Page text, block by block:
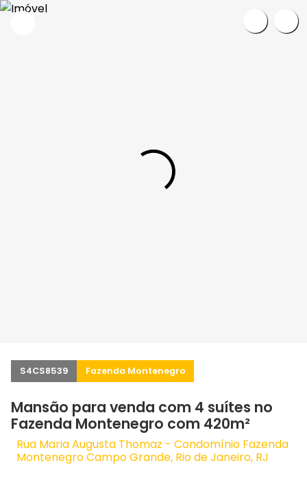
S4CS8539 Fazenda Montenegro
Mansão para venda com 4 suítes no
Fazenda Montenegro com 420m²
Rua Maria Augusta Thomaz - Condomínio Fazenda
Montenegro Campo Grande, Rio de Janeiro, RJ